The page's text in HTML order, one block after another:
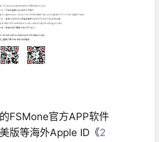
FSMone官方APP软件
版等海外Apple ID《2